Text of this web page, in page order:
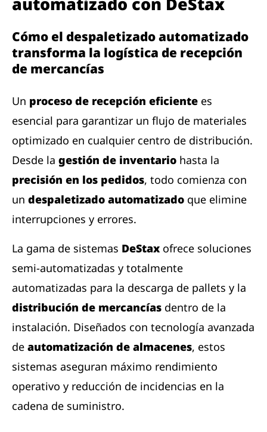
Cómo el despaletizado automatizado
transforma la logística de recepción
de mercancías
Un proceso de recepción eficiente es
esencial para garantizar un flujo de materiales
optimizado en cualquier centro de distribución.
Desde la gestión de inventario hasta la
precisión en los pedidos, todo comienza con
un despaletizado automatizado que elimine
interrupciones y errores.
La gama de sistemas DeStax ofrece soluciones
semi-automatizadas y totalmente
automatizadas para la descarga de pallets y la
distribución de mercancías dentro de la
instalación. Diseñados con tecnología avanzada
de automatización de almacenes, estos
sistemas aseguran máximo rendimiento
operativo y reducción de incidencias en la
cadena de suministro.